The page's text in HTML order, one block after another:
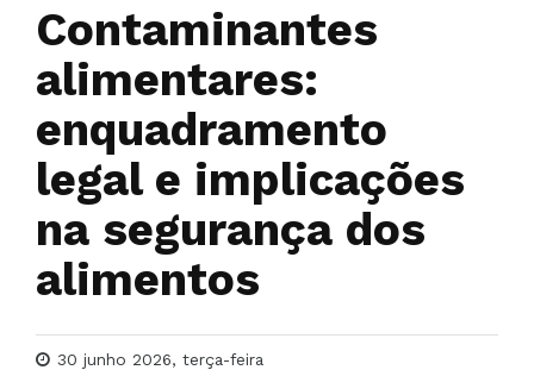
Contaminantes
alimentares:
enquadramento
legal e implicações
na segurança dos
alimentos
30 junho 2026, terça-feira